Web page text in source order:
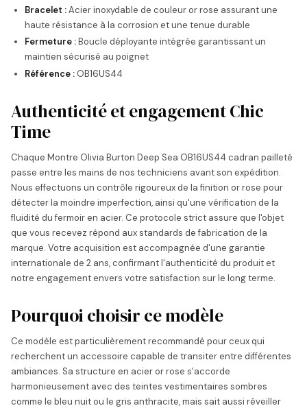
Bracelet :Acier inoxydable de couleur or rose assurant une
haute résistance à la corrosion et une tenue durable
Fermeture :Boucle déployante intégrée garantissant un
maintien sécurisé au poignet
Référence : OB16US44
Authenticité et engagement Chic
Time
Chaque Montre Olivia Burton Deep Sea OB16US44 cadran pailleté
passe entre les mains de nos techniciens avant son expédition.
Nous effectuons un contrôle rigoureux de la finition or rose pour
détecter la moindre imperfection, ainsi qu'une vérification de la
fluidité du fermoir en acier. Ce protocole strict assure que l'objet
que vous recevez répond aux standards de fabrication de la
marque. Votre acquisition est accompagnée d'une garantie
internationale de 2 ans, confirmant l'authenticité du produit et
notre engagement envers votre satisfaction sur le long terme.
Pourquoi choisir ce modèle
Ce modèle est particulièrement recommandé pour ceux qui
recherchent un accessoire capable de transiter entre différentes
ambiances. Sa structure en acier or rose s'accorde
harmonieusement avec des teintes vestimentaires sombres
comme le bleu nuit ou le gris anthracite, mais sait aussi réveiller